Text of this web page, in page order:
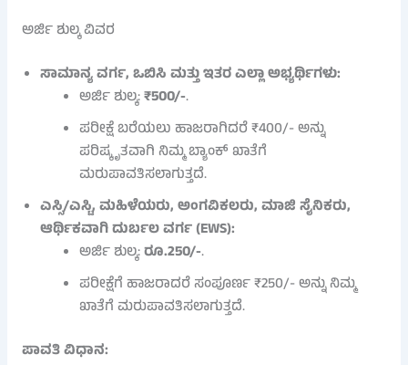
ಅರ್ಜಿ ಶುಲ್ಕ ವಿವರ
ಸಾಮಾನ್ಯ ವರ್ಗ, ಒಬಿಸಿ ಮತ್ತು ಇತರ ಎಲ್ಲಾ ಅಭ್ಯರ್ಥಿಗಳು:
ಅರ್ಜಿ ಶುಲ್ಕ:₹500/-.
ಪರೀಕ್ಷೆ ಬರೆಯಲು ಹಾಜರಾಗಿದರೆ ₹400/- ಅನ್ನು
ಪರಿಷ್ಕೃತವಾಗಿ ನಿಮ್ಮ ಬ್ಯಾಂಕ್ ಖಾತೆಗೆ
ಮರುಪಾವತಿಸಲಾಗುತ್ತದೆ.
ಎಸ್ಸಿ/ಎಸ್ಟಿ, ಮಹಿಳೆಯರು, ಅಂಗವಿಕಲರು, ಮಾಜಿ ಸೈನಿಕರು,
ಆರ್ಥಿಕವಾಗಿ ದುರ್ಬಲ ವರ್ಗ (EWS):
ಅರ್ಜಿ ಶುಲ್ಕ:ರೂ.250/-.
ಪರೀಕ್ಷೆಗೆ ಹಾಜರಾದರೆ ಸಂಪೂರ್ಣ ₹250/- ಅನ್ನು ನಿಮ್ಮ
ಖಾತೆಗೆ ಮರುಪಾವತಿಸಲಾಗುತ್ತದೆ.
ಪಾವತಿ ವಿಧಾನ: